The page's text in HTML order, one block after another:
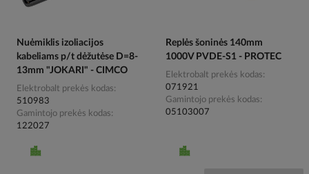
Nuėmiklis izoliacijos
kabeliams p/t dėžutėse D=8-
13mm "JOKARI" - CIMCO
Elektrobalt prekės kodas
510983
Gamintojo prekės kodas
122027
Replės šoninės 140mm
1000V PVDE-S1 - PROTEC
Elektrobalt prekės kodas
071921
Gamintojo prekės kodas
05103007